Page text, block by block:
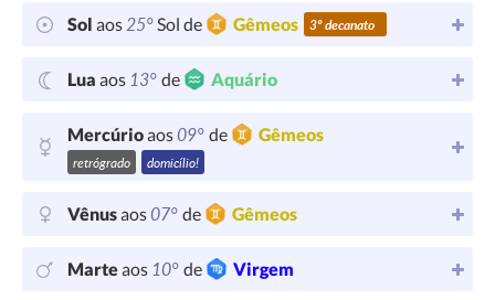
Sol aos25°Sol de Gêmeos 3º decanato
Lua aos 13° de Aquário
Mercúrioaos09° de Gêmeos
retrógrado domicílio!
Vênusaos07° de Gêmeos
Marteaos 10° de Virgem